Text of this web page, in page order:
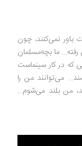
چون
بچه‌مسلمان
سینماست
من را
می‌شوم...